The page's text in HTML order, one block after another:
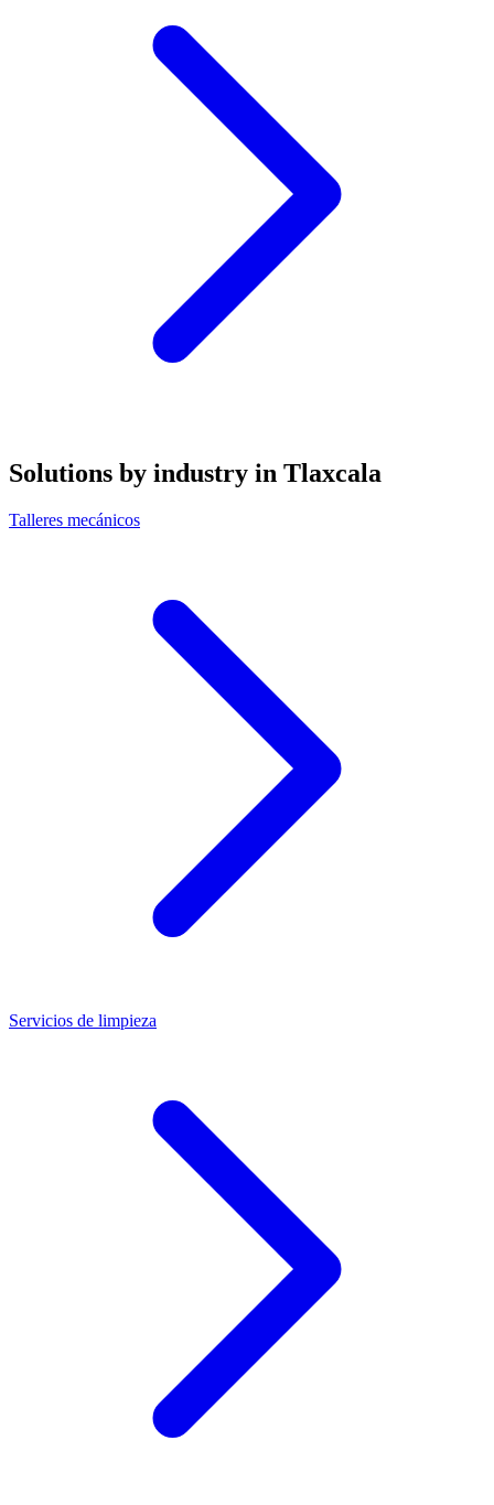
Solutions by industry in Tlaxcala
Talleres mecánicos
Servicios de limpieza